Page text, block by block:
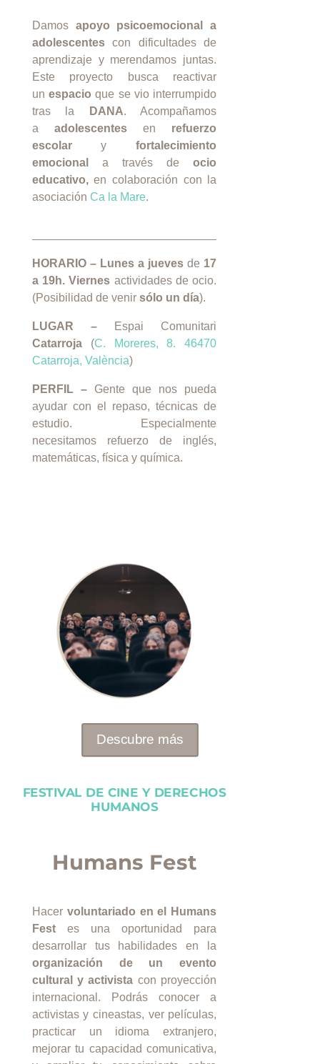
Damos apoyo psicoemocional a
adolescentescon dificultades de
aprendizaje y merendamos juntas.
Este proyecto busca reactivar
unespacio que se vio interrumpido
tras la DANA. Acompañamos
a adolescentesen refuerzo
escolaryfortalecimiento
emocional
a través deocio
educativo,en colaboración con la
asociación Ca la Mare.
HORARIO – Lunes a juevesde 17
a 19h. Viernes actividades de ocio.
(Posibilidad de venir sólo un día).
LUGAR –
Espai Comunitari
Catarroja(C. Moreres, 8. 46470
Catarroja, València)
PERFIL – Gente que nos pueda
ayudar con el repaso, técnicas de
estudio. Especialmente
necesitamos refuerzo de inglés,
matemáticas, física y química.
Descubre más
FESTIVAL DE CINE Y DERECHOS
HUMANOS
Humans Fest
Hacer voluntariado en el Humans
Festes una oportunidad para
desarrollar tus habilidades en la
organización de un evento
cultural y activista con proyección
internacional. Podrás conocer a
activistas y cineastas, ver películas,
practicar un idioma extranjero,
mejorar tu capacidad comunicativa,